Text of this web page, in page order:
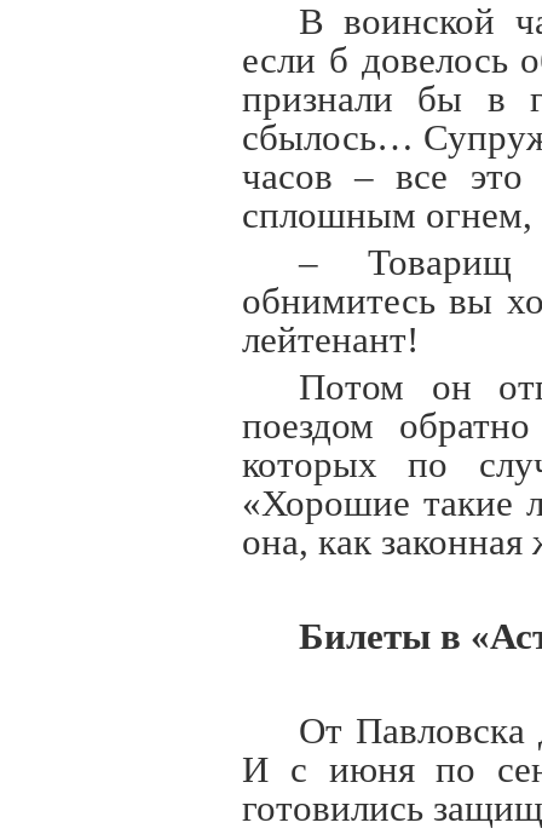
В воинской
если б довелось
признали бы в
сбылось…
часов – все это
сплошным огнем,
– Товарищ
обнимитесь вы
лейтенант!
Потом он
поездом
которых по
«Хорошие такие
она, как
Билеты в
От Павловска
И с июня по
готовились